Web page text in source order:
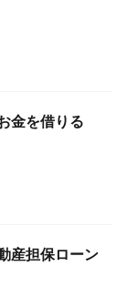
金を借りる
産担保ローン